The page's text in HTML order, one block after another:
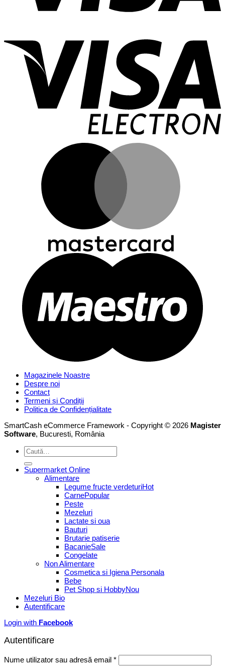
Magazinele Noastre
Despre noi
Contact
Termeni și Condiții
Politica de Confidențialitate
SmartCash eCommerce Framework - Copyright © 2026 Magister
Software, Bucuresti, România
Caută
după:
Supermarket Online
Alimentare
Legume fructe verdeturi
Carne
Peste
Mezeluri
Lactate si oua
Bauturi
Brutarie patiserie
Bacanie
Congelate
Non Alimentare
Cosmetica si Igiena Personala
Bebe
Pet Shop si Hobby
Mezeluri Bio
Autentificare
Login with Facebook
Autentificare
Nume utilizator sau adresă email *Obligatoriu